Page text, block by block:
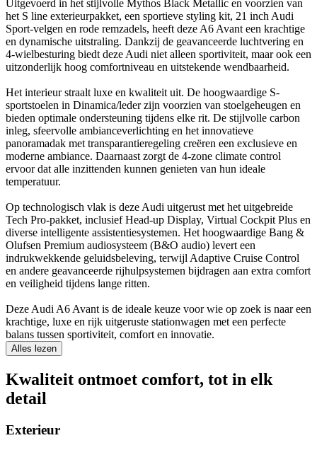
Uitgevoerd in het stijlvolle Mythos Black Metallic en voorzien van
het S line exterieurpakket, een sportieve styling kit, 21 inch Audi
Sport-velgen en rode remzadels, heeft deze A6 Avant een krachtige
en dynamische uitstraling. Dankzij de geavanceerde luchtvering en
4-wielbesturing biedt deze Audi niet alleen sportiviteit, maar ook een
uitzonderlijk hoog comfortniveau en uitstekende wendbaarheid.
Het interieur straalt luxe en kwaliteit uit. De hoogwaardige S-
sportstoelen in Dinamica/leder zijn voorzien van stoelgeheugen en
bieden optimale ondersteuning tijdens elke rit. De stijlvolle carbon
inleg, sfeervolle ambianceverlichting en het innovatieve
panoramadak met transparantieregeling creëren een exclusieve en
moderne ambiance. Daarnaast zorgt de 4-zone climate control
ervoor dat alle inzittenden kunnen genieten van hun ideale
temperatuur.
Op technologisch vlak is deze Audi uitgerust met het uitgebreide
Tech Pro-pakket, inclusief Head-up Display, Virtual Cockpit Plus en
diverse intelligente assistentiesystemen. Het hoogwaardige Bang &
Olufsen Premium audiosysteem (B&O audio) levert een
indrukwekkende geluidsbeleving, terwijl Adaptive Cruise Control
en andere geavanceerde rijhulpsystemen bijdragen aan extra comfort
en veiligheid tijdens lange ritten.
Deze Audi A6 Avant is de ideale keuze voor wie op zoek is naar een
krachtige, luxe en rijk uitgeruste stationwagen met een perfecte
balans tussen sportiviteit, comfort en innovatie.
Alles lezen
Kwaliteit ontmoet comfort, tot in elk
detail
Exterieur